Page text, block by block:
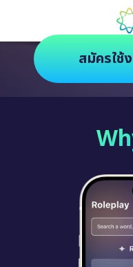
ตัวช่วยฝึกภา
สมัครใช้